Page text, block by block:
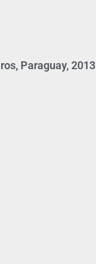
Paraguay, 2013